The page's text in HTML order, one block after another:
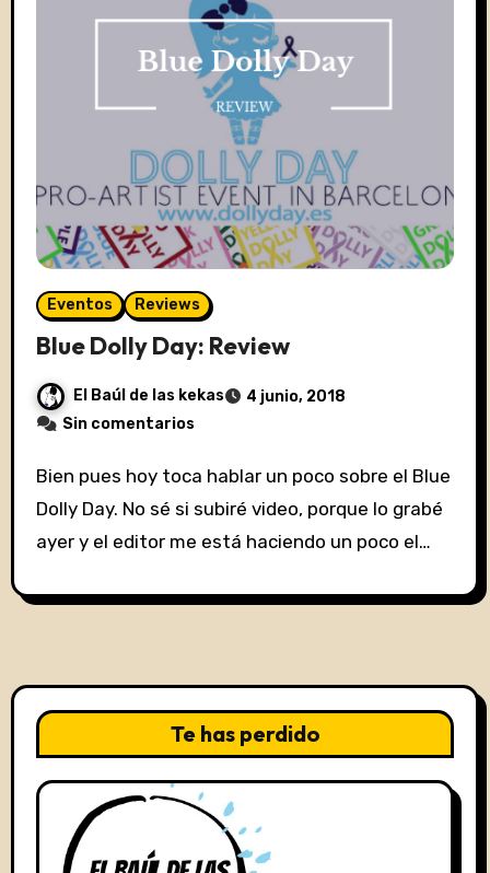
Eventos Reviews
Blue Dolly Day: Review
El Baúl de las kekas
4 junio, 2018
Sin comentarios
Bien pues hoy toca hablar un poco sobre el Blue
Dolly Day. No sé si subiré video, porque lo grabé
ayer y el editor me está haciendo un poco el…
Te has perdido